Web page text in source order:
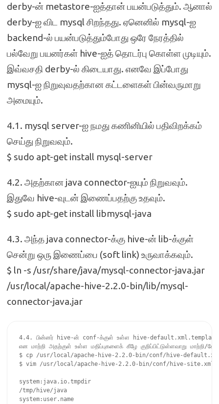
derby-ன் metastore-ஐத்தான் பயன்படுத்தும். ஆனால்
derby-ஐ விட mysql சிறந்தது. ஏனெனில் mysql-ஐ
backend-ல் பயன்படுத்தும்போது ஒரே நேரத்தில்
பல்வேறு பயனர்கள் hive-ஐத் தொடர்பு கொள்ள முடியும்.
இவ்வசதி derby-ல் கிடையாது. எனவே இப்போது
mysql-ஐ நிறுவுவதற்கான கட்டளைகள் பின்வருமாறு
அமையும்.
4.1. mysql server-ஐ நமது கணினியில் பதிவிறக்கம்
செய்து நிறுவவும்.
$ sudo apt-get install mysql-server
4.2. அதற்கான java connector-ஐயும் நிறுவவும்.
இதுவே hive-வுடன் இணைப்பதற்கு உதவும்.
$ sudo apt-get install libmysql-java
4.3. அந்த java connector-க்கு hive-ன் lib-க்குள்
சென்று ஒரு இணைப்பை (soft link) உருவாக்கவும்.
$ ln -s /usr/share/java/mysql-connector-java.jar
/usr/local/apache-hive-2.2.0-bin/lib/mysql-
connector-java.jar
4.4. பின்னர் hive-ன் conf-க்குள் உள்ள hive-
என மாற்றி அதற்குள் உள்ள மதிப்புகளைக் கீழே குறிப்பிட்டுள்ளவாறு மாற்றி/
$ cp /usr/local/apache-hive-2.2.0-bin/conf/hive-
$ vim /usr/local/apache-hive-2.2.0-bin/conf/hive-site.xml
system:java.io.tmpdir
/tmp/hive/java
system:user.name